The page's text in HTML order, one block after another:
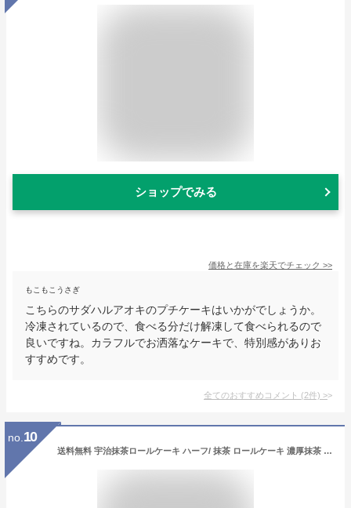
ショップでみる
価格と在庫を楽天でチェック >>
もこもこうさぎ
こちらのサダハルアオキのプチケーキはいかがでしょうか。
冷凍されているので、食べる分だけ解凍して食べられるので
良いですね。カラフルでお洒落なケーキで、特別感がありお
すすめです。
全てのおすすめコメント (2件) >
no. 10
送料無料 宇治抹茶ロールケーキ ハーフ/ 抹茶 ロールケーキ 濃厚抹茶 抹茶ケーキ クリーム クリームたっぷり 本格スイーツ 抹茶スイーツ 抹茶 京都 宇治抹茶 話題のスイーツ お取り寄せスイーツ シェアスイーツ プチギフト 手土産 返礼品 贈答 自家用